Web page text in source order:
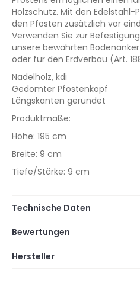
Holzschutz. Mit den
den Pfosten zusätzlich vor
Verwenden Sie zur Befestigung
unsere bewährten
oder für den Erdverbau (Art.
Nadelholz, kdi
Gedomter Pfostenkopf
Längskanten gerundet
Produktmaße:
Höhe: 195 cm
Breite: 9 cm
Tiefe/Stärke: 9 cm
Technische Daten
Bewertungen
Hersteller